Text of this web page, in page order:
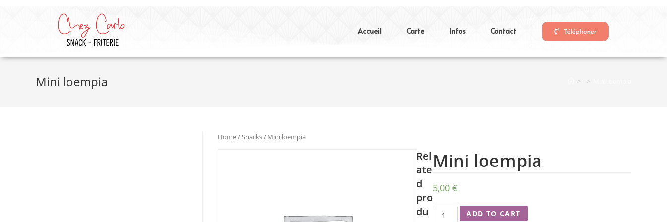
Accueil Carte Infos Contact Téléphoner
Mini loempia > >
Home/Snacks/ Mini loempia
Mini loempia
5,00€
ADD TO CART
Rel
ate
d
pro
du